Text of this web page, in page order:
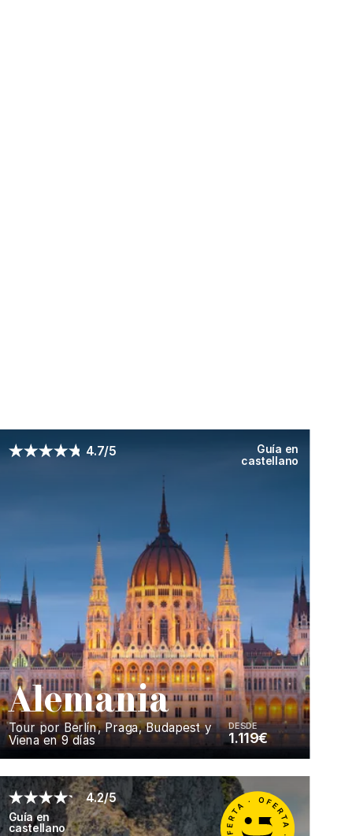
4.7/5
Guía en
castellano
Alemania
Tour por Berlín, Praga, Budapest y
Viena en 9 días
DESDE
1.119€
Enséñame más...
4.2/5
Guía en
castellano